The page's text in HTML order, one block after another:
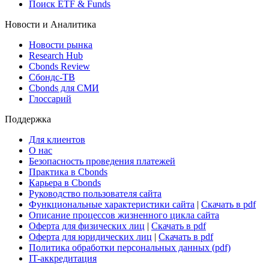
Поиск ETF & Funds
Новости и Аналитика
Новости рынка
Research Hub
Cbonds Review
Сбондс-ТВ
Cbonds для СМИ
Глоссарий
Поддержка
Для клиентов
О нас
Безопасность проведения платежей
Практика в Cbonds
Карьера в Cbonds
Руководство пользователя сайта
Функциональные характеристики сайта | Скачать в pdf
Описание процессов жизненного цикла сайта
Оферта для физических лиц | Скачать в pdf
Оферта для юридических лиц | Скачать в pdf
Политика обработки персональных данных (pdf)
IT-аккредитация